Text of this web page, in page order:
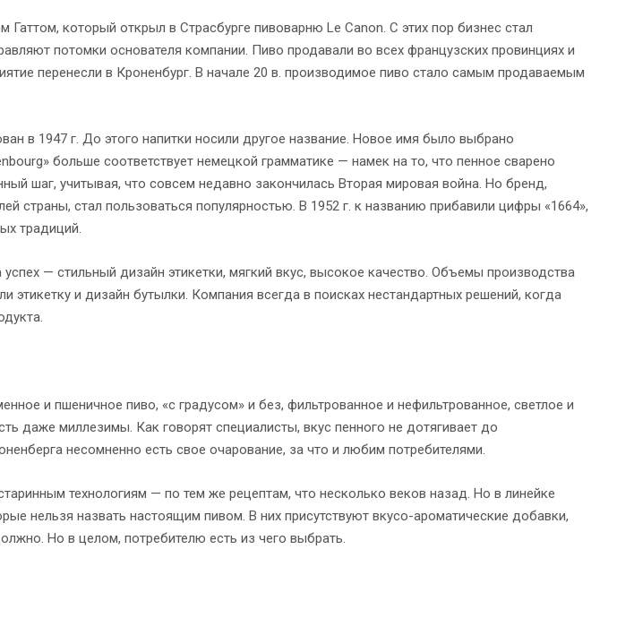
который открыл в Страсбурге пивоварню Le Canon. С этих пор бизнес стал
потомки основателя компании. Пиво продавали во всех французских провинциях и
перенесли в Кроненбург. В начале 20 в. производимое пиво стало самым продаваемым
в 1947 г. До этого напитки носили другое название. Новое имя было выбрано
больше соответствует немецкой грамматике — намек на то, что пенное сварено
шаг, учитывая, что совсем недавно закончилась Вторая мировая война. Но бренд,
страны, стал пользоваться популярностью. В 1952 г. к названию прибавили цифры «1664»,
традиций.
— стильный дизайн этикетки, мягкий вкус, высокое качество. Объемы производства
этикетку и дизайн бутылки. Компания всегда в поисках нестандартных решений, когда
и пшеничное пиво, «с градусом» и без, фильтрованное и нефильтрованное, светлое и
даже миллезимы. Как говорят специалисты, вкус пенного не дотягивает до
несомненно есть свое очарование, за что и любим потребителями.
технологиям — по тем же рецептам, что несколько веков назад. Но в линейке
нельзя назвать настоящим пивом. В них присутствуют вкусо-ароматические добавки,
Но в целом, потребителю есть из чего выбрать.